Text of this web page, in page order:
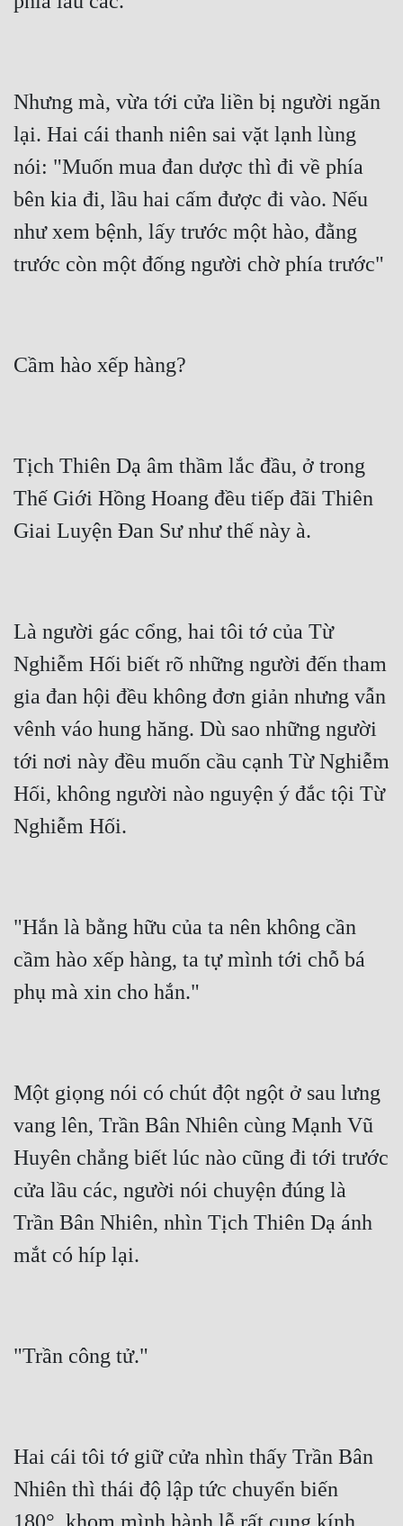
Nhưng mà, vừa tới cửa liền bị người ngăn
lại. Hai cái thanh niên sai vặt lạnh lùng
nói: "Muốn mua đan dược thì đi về phía
bên kia đi, lầu hai cấm được đi vào. Nếu
như xem bệnh, lấy trước một hào, đằng
Tịch Thiên Dạ âm thầm lắc đầu, ở trong
Thế Giới Hồng Hoang đều tiếp đãi Thiên
Là người gác cổng, hai tôi tớ của Từ
Nghiễm Hối biết rõ những người đến tham
gia đan hội đều không đơn giản nhưng vẫn
vênh váo hung hăng. Dù sao những người
tới nơi này đều muốn cầu cạnh Từ Nghiễm
Hối, không người nào nguyện ý đắc tội Từ
"Hắn là bằng hữu của ta nên không cần
cầm hào xếp hàng, ta tự mình tới chỗ bá
Một giọng nói có chút đột ngột ở sau lưng
vang lên, Trần Bân Nhiên cùng Mạnh Vũ
Huyên chẳng biết lúc nào cũng đi tới trước
cửa lầu các, người nói chuyện đúng là
Trần Bân Nhiên, nhìn Tịch Thiên Dạ ánh
Hai cái tôi tớ giữ cửa nhìn thấy Trần Bân
Nhiên thì thái độ lập tức chuyển biến